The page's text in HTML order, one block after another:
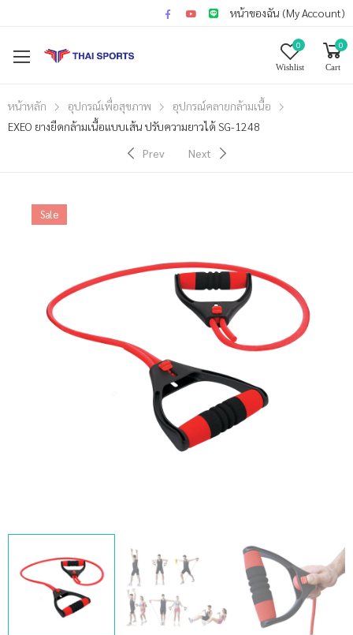
หน้าของฉัน (My Account)
0
Wishlist
0
Cart
หน้าหลัก อุปกรณ์เพื่อสุขภาพ
อุปกรณ์คลายกล้ามเนื้อ
EXEO ยางยืดกล้ามเนื้อแบบเส้น ปรับความยาวได้ SG-1248
Prev
Next
Sale